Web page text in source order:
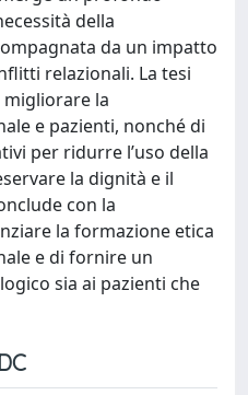
della
da un impatto
relazionali. La tesi
migliorare la
e pazienti, nonché di
per ridurre l’uso della
la dignità e il
con la
la formazione etica
e di fornire un
sia ai pazienti che